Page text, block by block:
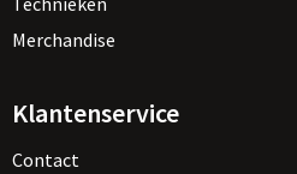
Merchandise
Klantenservice
Contact